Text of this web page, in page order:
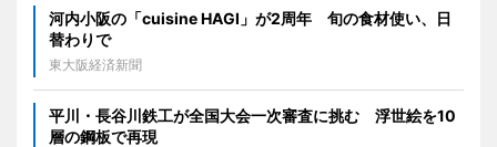
河内小阪の「cuisine HAGI」が2周年 旬の食材使い、日
替わりで
東大阪経済新聞
平川・長谷川鉄工が全国大会一次審査に挑む 浮世絵を10
層の鋼板で再現